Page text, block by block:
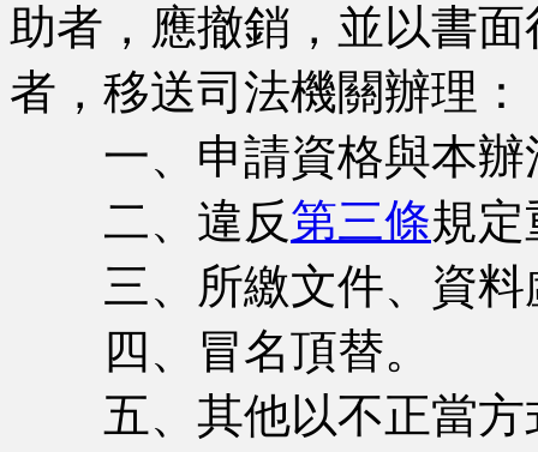
助者，應撤銷，並以書
者，移送司法機關辦理：
一、申請資格與本辦
二、違反第三條規
三、所繳文件、資料
四、冒名頂替。
五、其他以不正當方